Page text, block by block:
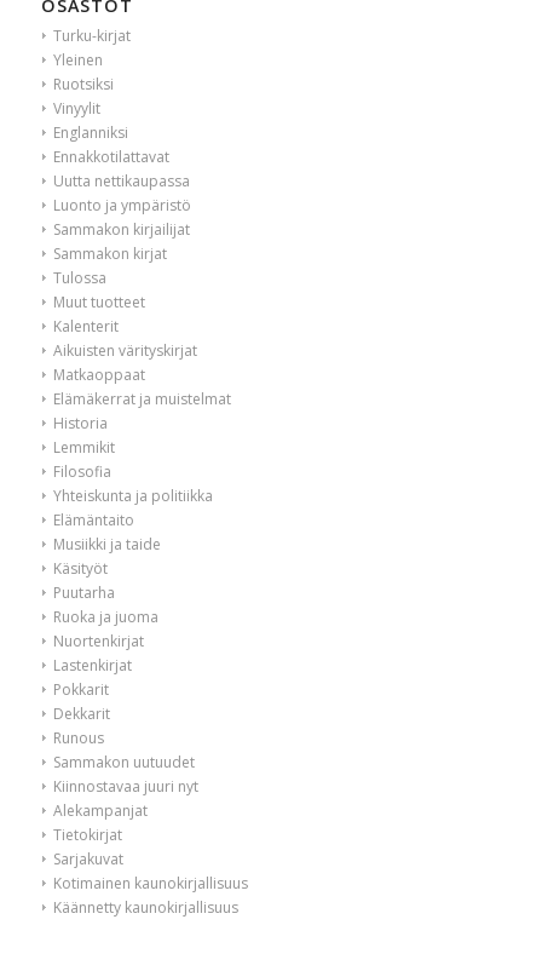
OSASTOT
Turku-kirjat
Yleinen
Ruotsiksi
Vinyylit
Englanniksi
Ennakkotilattavat
Uutta nettikaupassa
Luonto ja ympäristö
Sammakon kirjailijat
Sammakon kirjat
Tulossa
Muut tuotteet
Kalenterit
Aikuisten värityskirjat
Matkaoppaat
Elämäkerrat ja muistelmat
Historia
Lemmikit
Filosofia
Yhteiskunta ja politiikka
Elämäntaito
Musiikki ja taide
Käsityöt
Puutarha
Ruoka ja juoma
Nuortenkirjat
Lastenkirjat
Pokkarit
Dekkarit
Runous
Sammakon uutuudet
Kiinnostavaa juuri nyt
Alekampanjat
Tietokirjat
Sarjakuvat
Kotimainen kaunokirjallisuus
Käännetty kaunokirjallisuus